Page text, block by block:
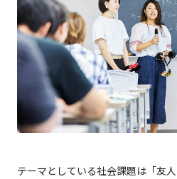
テーマとしている社会課題は「友